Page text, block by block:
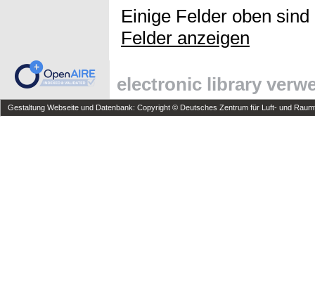
Einige Felder oben
Felder anzeigen
electronic library
Gestaltung Webseite und Datenbank: Copyright © Deutsches Zentrum für Luft- und